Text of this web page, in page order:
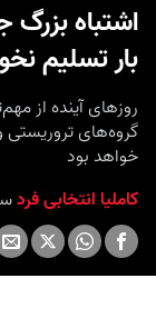
اشتباه
بار تسلیم
روزهای آینده از
گروه‌های تروریستی
خواهد بود
کاملیا انتخابی فرد